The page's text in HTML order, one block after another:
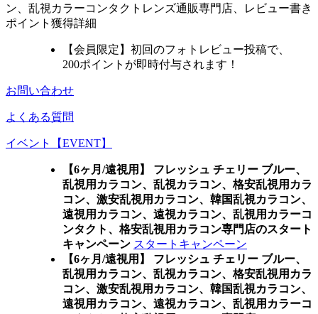
ン、乱視カラーコンタクトレンズ通販専門店、レビュー書き
ポイント獲得詳細
【会員限定】初回のフォトレビュー投稿で、
200ポイント が即時付与されます！
お問い合わせ
よくある質問
イベント【EVENT】
【6ヶ月/遠視用】 フレッシュ チェリー ブルー、
乱視用カラコン、乱視カラコン、格安乱視用カラ
コン、激安乱視用カラコン、韓国乱視カラコン、
遠視用カラコン、遠視カラコン、乱視用カラーコ
ンタクト、格安乱視用カラコン専門店のスタート
キャンペーン スタートキャンペーン
【6ヶ月/遠視用】 フレッシュ チェリー ブルー、
乱視用カラコン、乱視カラコン、格安乱視用カラ
コン、激安乱視用カラコン、韓国乱視カラコン、
遠視用カラコン、遠視カラコン、乱視用カラーコ